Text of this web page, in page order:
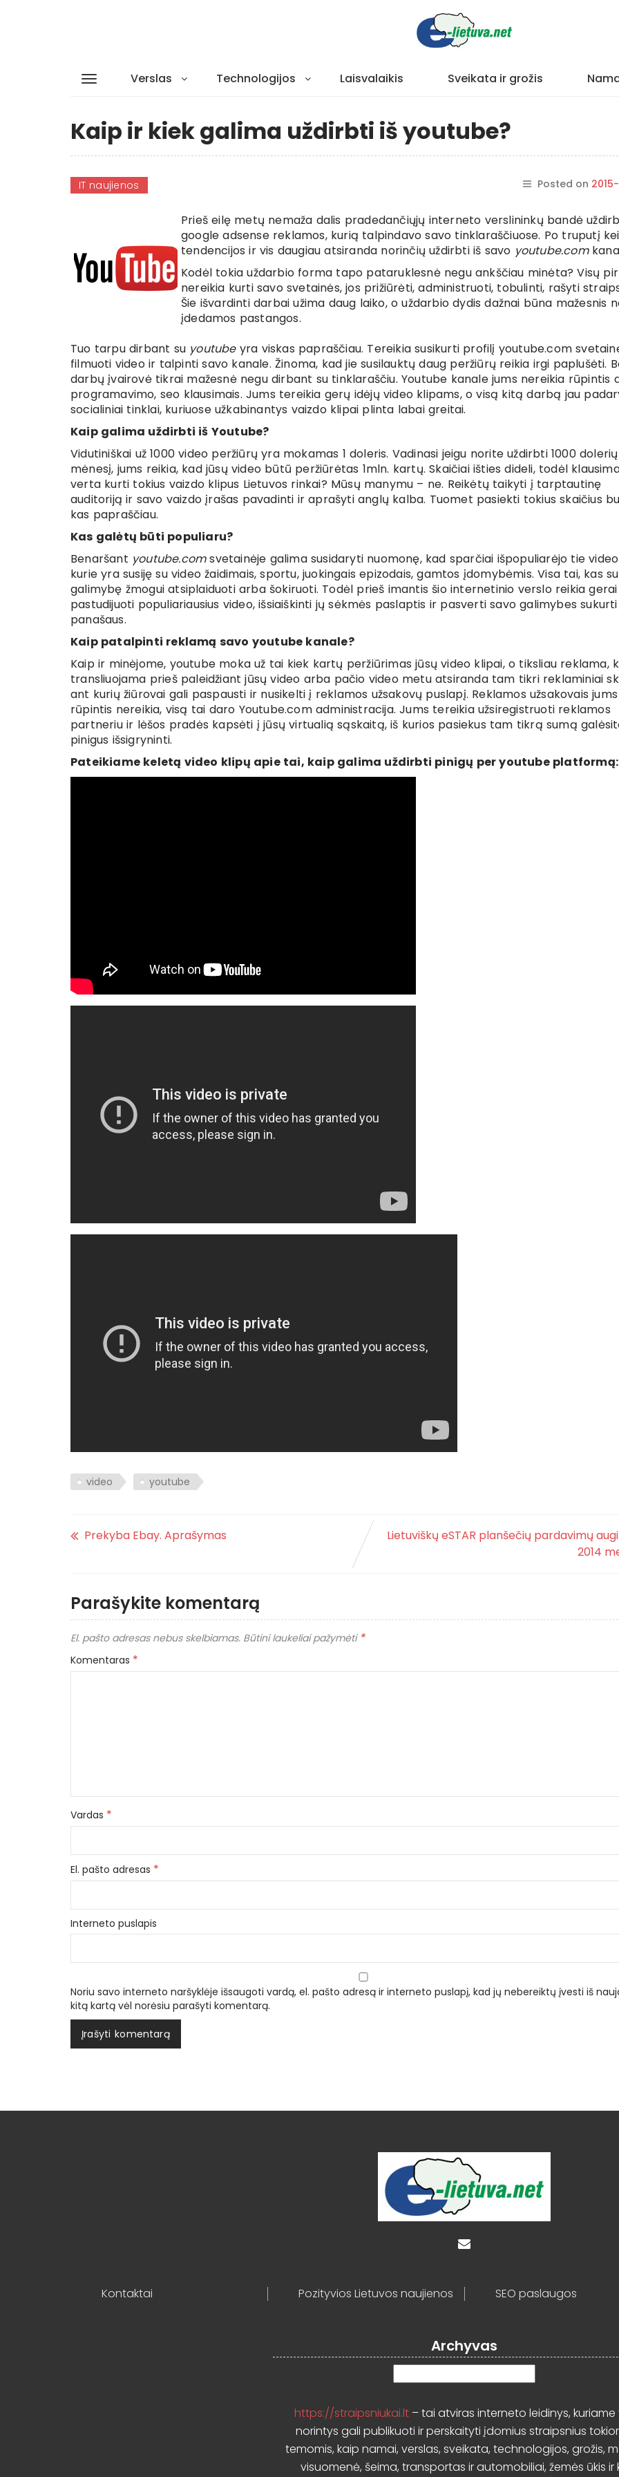
Verslas Technologijos Laisvalaikis Sveikata ir grožis
Kaip ir kiek galima uždirbti iš youtube?
IT naujienos Posted on
Prieš eilę metų nemaža dalis pradedančiųjų interneto verslininkų bandė
google adsense reklamos, kurią talpindavo savo tinklaraščiuose. Po truputį
tendencijos ir vis daugiau atsiranda norinčių uždirbti iš savo youtube.com
Kodėl tokia uždarbio forma tapo pataruklesnė negu ankščiau minėta? Visų
nereikia kurti savo svetainės, jos prižiūrėti, administruoti, tobulinti, rašyti
Šie išvardinti darbai užima daug laiko, o uždarbio dydis dažnai būna mažesnis
įdedamos pastangos.
Tuo tarpu dirbant su youtubeyra viskas papraščiau. Tereikia susikurti profilį youtube.com
filmuoti video ir talpinti savo kanale. Žinoma, kad jie susilauktų daug peržiūrų reikia irgi paplušėti.
darbų įvairovė tikrai mažesnė negu dirbant su tinklaraščiu. Youtube kanale jums nereikia rūpintis
programavimo, seo klausimais. Jums tereikia gerų idėjų video klipams, o visą kitą darbą jau
socialiniai tinklai, kuriuose užkabinantys vaizdo klipai plinta labai greitai.
Kaip galima uždirbti iš Youtube?
Vidutiniškai už 1000 video peržiūrų yra mokamas 1 doleris. Vadinasi jeigu norite uždirbti 1000
mėnesį, jums reikia, kad jūsų video būtū peržiūrėtas 1mln. kartų. Skaičiai išties dideli, todėl
verta kurti tokius vaizdo klipus Lietuvos rinkai? Mūsų manymu – ne. Reikėtų taikyti į tarptautinę
auditoriją ir savo vaizdo įrašas pavadinti ir aprašyti anglų kalba. Tuomet pasiekti tokius skaičius
kas papraščiau.
Kas galėtų būti populiaru?
Benaršant youtube.comsvetainėje galima susidaryti nuomonę, kad sparčiai išpopuliarėjo tie
kurie yra susiję su video žaidimais, sportu, juokingais epizodais, gamtos įdomybėmis. Visa tai, kas
galimybę žmogui atsiplaiduoti arba šokiruoti. Todėl prieš imantis šio internetinio verslo reikia gerai
pastudijuoti populiariausius video, išsiaiškinti jų sėkmės paslaptis ir pasverti savo galimybes
panašaus.
Kaip patalpinti reklamą savo youtube kanale?
Kaip ir minėjome, youtube moka už tai kiek kartų peržiūrimas jūsų video klipai, o tiksliau reklama,
transliuojama prieš paleidžiant jūsų video arba pačio video metu atsiranda tam tikri reklaminiai
ant kurių žiūrovai gali paspausti ir nusikelti į reklamos užsakovų puslapį. Reklamos užsakovais jums
rūpintis nereikia, visą tai daro Youtube.com administracija. Jums tereikia užsiregistruoti reklamos
partneriu ir lėšos pradės kapsėti į jūsų virtualią sąskaitą, iš kurios pasiekus tam tikrą sumą
pinigus išsigryninti.
Pateikiame keletą video klipų apie tai, kaip galima uždirbti pinigų per youtube platformą:
video youtube
Prekyba Ebay. Aprašymas
Lietuviškų eSTAR planšečių pardavimų
2014
Parašykite komentarą
El. pašto adresas nebus skelbiamas. Būtini laukeliai pažymėti *
Komentaras *
Vardas *
El. pašto adresas *
Interneto puslapis
Noriu savo interneto naršyklėje išsaugoti vardą, el. pašto adresą ir interneto puslapį, kad jų nebereiktų įvesti iš
kitą kartą vėl norėsiu parašyti komentarą.
Kontaktai Pozityvios Lietuvos naujienos SEO paslaugos
Archyvas
https://straipsniukai.lt – tai atviras interneto leidinys, kuriame
norintys gali publikuoti ir perskaityti įdomius straipsnius
temomis, kaip namai, verslas, sveikata, technologijos, grožis,
visuomenė, šeima, transportas ir automobiliai, žemės ūkis ir